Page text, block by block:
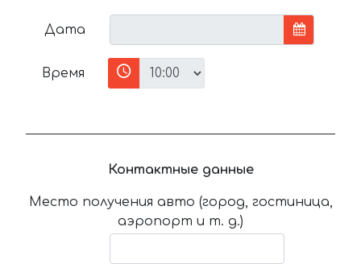
Дата
Время
Контактные данные
Место получения авто (город, гостиница,
аэропорт и т. д.)